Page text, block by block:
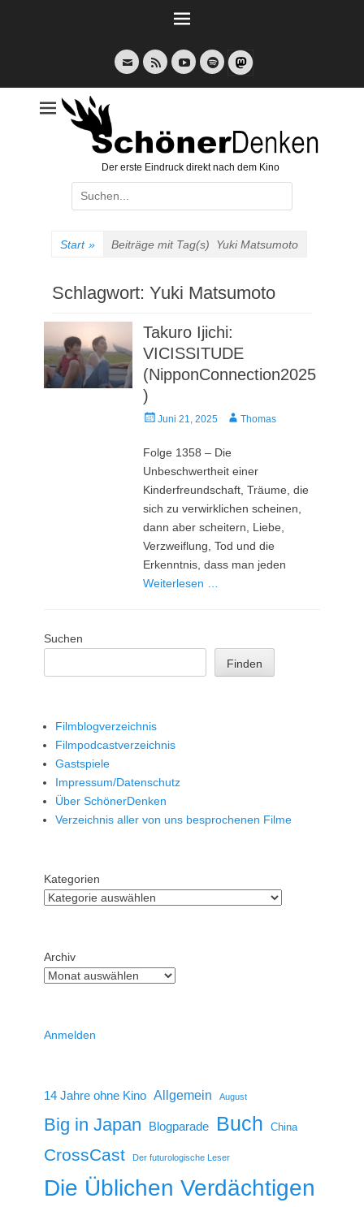
E-
Mail
Feed YouTubeSpotify
Der erste Eindruck direkt nach dem Kino
Suche
nach:
Start » Beiträge mit Tag(s) Yuki Matsumoto
Schlagwort: Yuki Matsumoto
Takuro Ijichi:
VICISSITUDE
(NipponConnection2025
)
Veröffentlicht
Juni 21, 2025 AutorThomas
Folge 1358 – Die
Unbeschwertheit einer
Kinderfreundschaft, Träume, die
sich zu verwirklichen scheinen,
dann aber scheitern, Liebe,
Verzweiflung, Tod und die
Erkenntnis, dass man jeden
Weiterlesen …
Suchen
Finden
Filmblogverzeichnis
Filmpodcastverzeichnis
Gastspiele
Impressum/Datenschutz
Über SchönerDenken
Verzeichnis aller von uns besprochenen Filme
Kategorien
Archiv
Anmelden
14 Jahre ohne Kino Allgemein August
Big in Japan Blogparade Buch China
CrossCast Der futurologische Leser
Die Üblichen Verdächtigen